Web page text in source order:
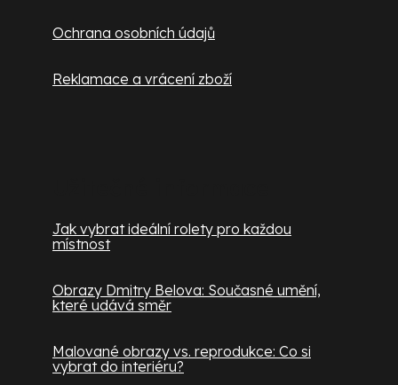
Ochrana osobních údajů
Reklamace a vrácení zboží
Jak vybrat ideální rolety pro každou
místnost
Obrazy Dmitry Belova: Současné umění,
které udává směr
Malované obrazy vs. reprodukce: Co si
vybrat do interiéru?